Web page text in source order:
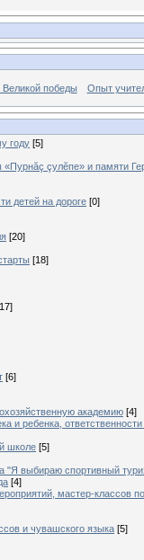
Великой победы Опыт
году [5]
«Пурнăç çулĕпе» и памяти
детей на дороге [0]
[20]
[18]
[6]
академию [4]
и ребенка,
школе [5]
"Я выбираю спортивный
[4]
мастер-классов
и чувашского языка [5]